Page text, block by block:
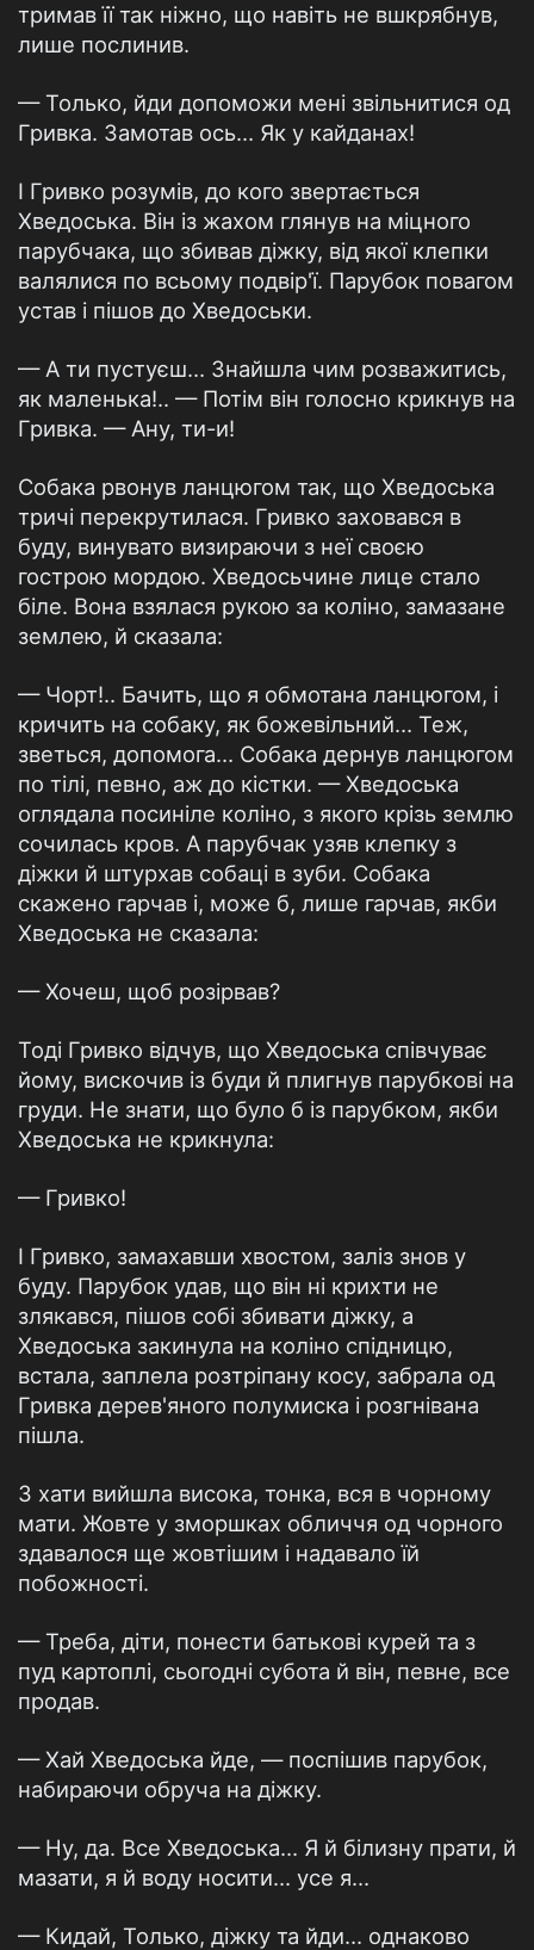
тримав її так ніжно, що навіть не вшкрябнув,
лише послинив.
— Только, йди допоможи мені звільнитися од
Гривка. Замотав ось… Як у кайданах!
І Гривко розумів, до кого звертається
Хведоська. Він із жахом глянув на міцного
парубчака, що збивав діжку, від якої клепки
валялися по всьому подвір'ї. Парубок повагом
устав і пішов до Хведоськи.
— А ти пустуєш… Знайшла чим розважитись,
як маленька!.. — Потім він голосно крикнув на
Гривка. — Ану, ти-и!
Собака рвонув ланцюгом так, що Хведоська
тричі перекрутилася. Гривко заховався в
буду, винувато визираючи з неї своєю
гострою мордою. Хведосьчине лице стало
біле. Вона взялася рукою за коліно, замазане
землею, й сказала:
— Чорт!.. Бачить, що я обмотана ланцюгом, і
кричить на собаку, як божевільний… Теж,
зветься, допомога… Собака дернув ланцюгом
по тілі, певно, аж до кістки. — Хведоська
оглядала посиніле коліно, з якого крізь землю
сочилась кров. А парубчак узяв клепку з
діжки й штурхав собаці в зуби. Собака
скажено гарчав і, може б, лише гарчав, якби
Хведоська не сказала:
— Хочеш, щоб розірвав?
Тоді Гривко відчув, що Хведоська співчуває
йому, вискочив із буди й плигнув парубкові на
груди. Не знати, що було б із парубком, якби
Хведоська не крикнула:
— Гривко!
І Гривко, замахавши хвостом, заліз знов у
буду. Парубок удав, що він ні крихти не
злякався, пішов собі збивати діжку, а
Хведоська закинула на коліно спідницю,
встала, заплела розтріпану косу, забрала од
Гривка дерев'яного полумиска і розгнівана
пішла.
З хати вийшла висока, тонка, вся в чорному
мати. Жовте у зморшках обличчя од чорного
здавалося ще жовтішим і надавало їй
побожності.
— Треба, діти, понести батькові курей та з
пуд картоплі, сьогодні субота й він, певне, все
продав.
— Хай Хведоська йде, — поспішив парубок,
набираючи обруча на діжку.
— Ну, да. Все Хведоська… Я й білизну прати, й
мазати, я й воду носити… усе я…
— Кидай, Только, діжку та йди… однаково